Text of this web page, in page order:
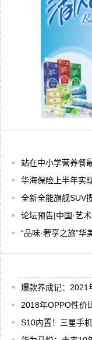
站在中小学营养餐
华海保险上半年实
全新全能旗舰SUV
论坛预告|中国·艺
“品味·奢享之旅”华
爆款养成记：2021
2018年OPPO性价
S10内置！三星手